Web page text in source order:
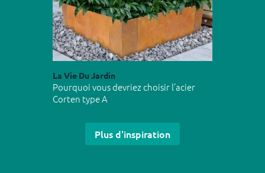
La Vie Du Jardin
Pourquoi vous devriez choisir l’acier
Corten type A
Plus d'inspiration